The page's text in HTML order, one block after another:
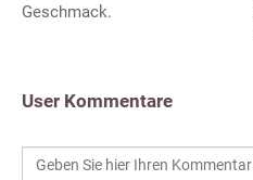
Geschmack.
User Kommentare